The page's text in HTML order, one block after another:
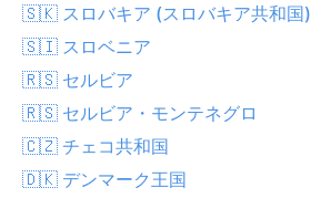
🇸🇰 スロバキア (スロバキア共和国)
🇸🇮 スロベニア
🇷🇸 セルビア
🇷🇸 セルビア・モンテネグロ
🇨🇿 チェコ共和国
🇩🇰 デンマーク王国